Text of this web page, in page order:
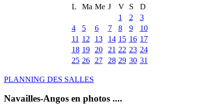
L
Ma Me J V S
D
1
2
3
4
5 6 7 8 9
10
11 12 13 14 15 16 17
18 19 20 21 22 23 24
25 26 27 28 29 30 31
PLANNING DES SALLES
Navailles-Angos en photos ....